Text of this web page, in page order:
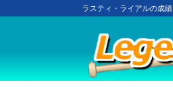
ラスティ・ライアルの成績